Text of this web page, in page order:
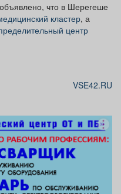
что в Шерегеше
кластер, а
центр
VSE42.RU